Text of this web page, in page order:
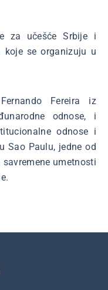
za učešće Srbije i
koje se organizuju u
Fereira iz
odnose, i
odnose i
Sao Paulu, jedne od
umetnosti